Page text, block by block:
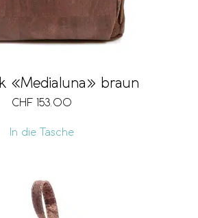
«Medialuna» braun
CHF 153.00
In die Tasche